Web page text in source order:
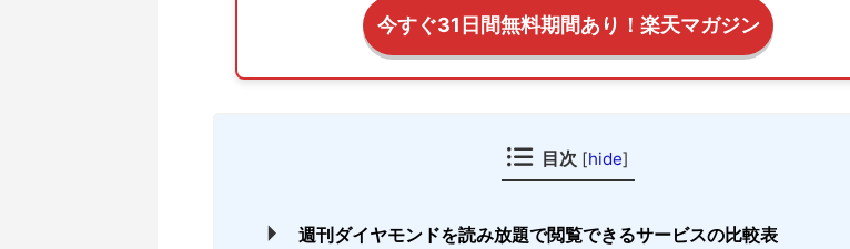
今すぐ31日間無料期間あり！楽天マガジン
目次 [hide]
週刊ダイヤモンドを読み放題で閲覧できるサービスの比較表